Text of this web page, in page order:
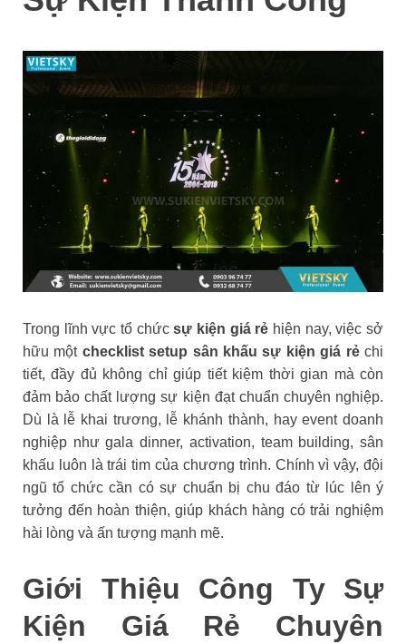
Trong lĩnh vực tổ chứcsự kiện giá rẻ hiện nay, việc sở
hữu một checklist setup sân khấu sự kiện giá rẻchi
tiết, đầy đủ không chỉ giúp tiết kiệm thời gian mà còn
đảm bảo chất lượng sự kiện đạt chuẩn chuyên nghiệp.
Dù là lễ khai trương, lễ khánh thành, hay event doanh
nghiệp như gala dinner, activation, team building, sân
khấu luôn là trái tim của chương trình. Chính vì vậy, đội
ngũ tổ chức cần có sự chuẩn bị chu đáo từ lúc lên ý
tưởng đến hoàn thiện, giúp khách hàng có trải nghiệm
hài lòng và ấn tượng mạnh mẽ.
Giới Thiệu Công Ty Sự
Kiện Giá Rẻ Chuyên